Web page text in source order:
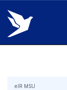
Skip
navigation
eIR MSU